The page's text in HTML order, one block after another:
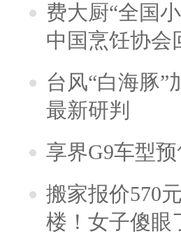
费大厨“全国
中国烹饪协会
台风“白海豚”
最新研判
享界G9车型
搬家报价570
楼！女子傻